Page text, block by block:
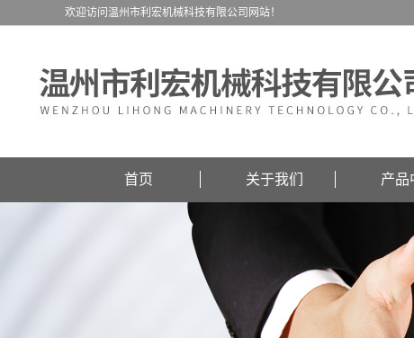
欢迎访问温州市利宏机械科技有限公司网站！
首页 关于我们 产品